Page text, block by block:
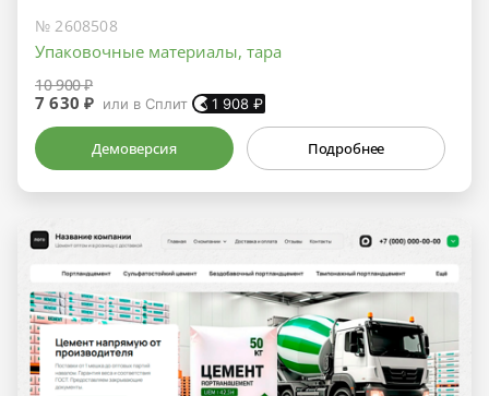
№ 2608508
Упаковочные материалы, тара
10 900 ₽
7 630 ₽ или в Сплит 1 908 ₽
Демоверсия Подробнее